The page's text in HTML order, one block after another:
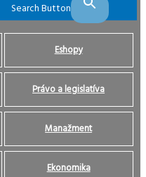
Search Button
Eshopy
Právo a legislatíva
Manažment
Ekonomika